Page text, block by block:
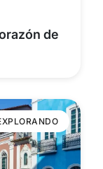
de